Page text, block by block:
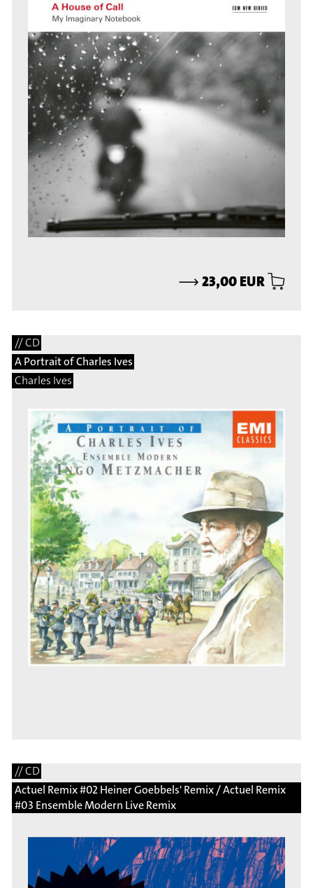
⟶23,00 EUR
// CD
A Portrait of Charles Ives
Charles Ives
// CD
Actuel Remix #02 Heiner Goebbels' Remix / Actuel Remix
#03 Ensemble Modern Live Remix